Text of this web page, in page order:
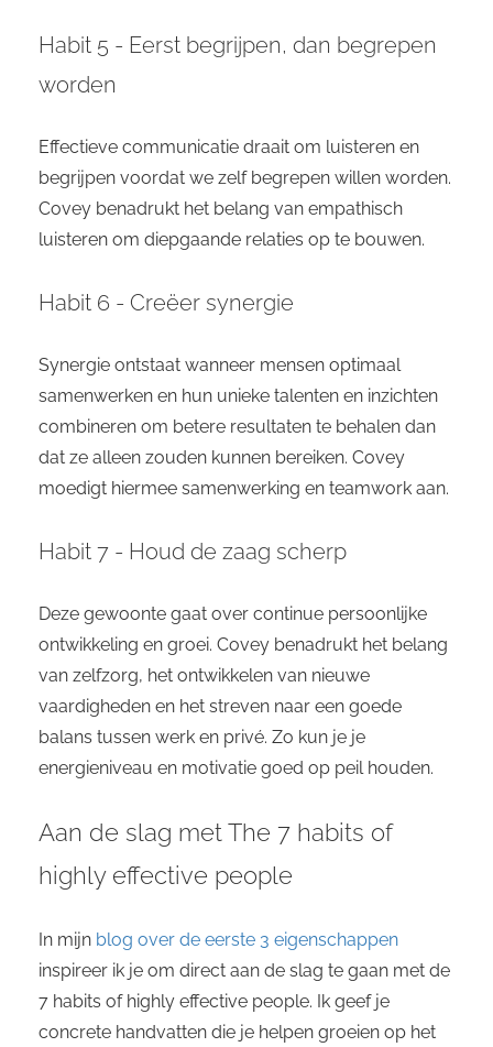
Habit 5 - Eerst begrijpen, dan begrepen
worden
Effectieve communicatie draait om luisteren en
begrijpen voordat we zelf begrepen willen worden.
Covey benadrukt het belang van empathisch
luisteren om diepgaande relaties op te bouwen.
Habit 6 - Creëer synergie
Synergie ontstaat wanneer mensen optimaal
samenwerken en hun unieke talenten en inzichten
combineren om betere resultaten te behalen dan
dat ze alleen zouden kunnen bereiken. Covey
moedigt hiermee samenwerking en teamwork aan.
Habit 7 - Houd de zaag scherp
Deze gewoonte gaat over continue persoonlijke
ontwikkeling en groei. Covey benadrukt het belang
van zelfzorg, het ontwikkelen van nieuwe
vaardigheden en het streven naar een goede
balans tussen werk en privé. Zo kun je je
energieniveau en motivatie goed op peil houden.
Aan de slag met The 7 habits of
highly effective people
In mijn blog over de eerste 3 eigenschappen
inspireer ik je om direct aan de slag te gaan met de
7 habits of highly effective people. Ik geef je
concrete handvatten die je helpen groeien op het